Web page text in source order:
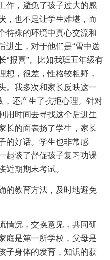
作，避免了孩子过大的感
，也不是让学生难堪，而
特殊的环境中真心交流和
进生，对于他们是“雪中送
“报喜”。比如我班五年级有
想，很差，性格较粗野，
。我多次和家长反映这一
，还产生了抗拒心理。针对
用时间去寻找这个后进生
长的面表扬了学生，家长
的好话。学生也非常感
起谈了督促孩子复习功课
近期期末考试。
的教育方法，及时地避免
情况，交换意见，共同研
庭是第一所学校，父母是
子身体的发育，知识的获